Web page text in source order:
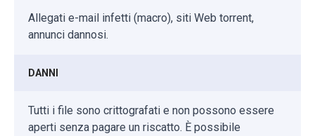
Allegati e-mail infetti (macro), siti Web torrent,
annunci dannosi.
DANNI
Tutti i file sono crittografati e non possono essere
aperti senza pagare un riscatto. È possibile